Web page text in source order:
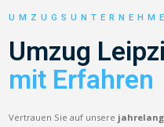
Umzug
mit Erfahren
Vertrauen Sie auf unsere